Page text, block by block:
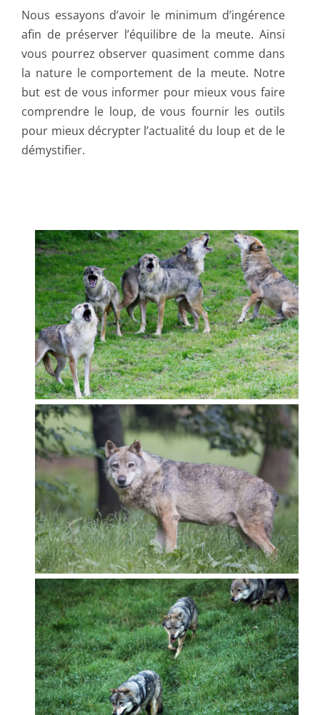
Nous essayons d’avoir le minimum d’ingérence
afin de préserver l’équilibre de la meute. Ainsi
vous pourrez observer quasiment comme dans
la nature le comportement de la meute. Notre
but est de vous informer pour mieux vous faire
comprendre le loup, de vous fournir les outils
pour mieux décrypter l’actualité du loup et de le
démystifier.